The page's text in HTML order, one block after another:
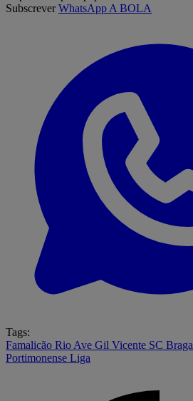
SubscreverWhatsApp A BOLA
Tags:
Famalicão Rio Ave Gil Vicente SC Braga
Portimonense Liga